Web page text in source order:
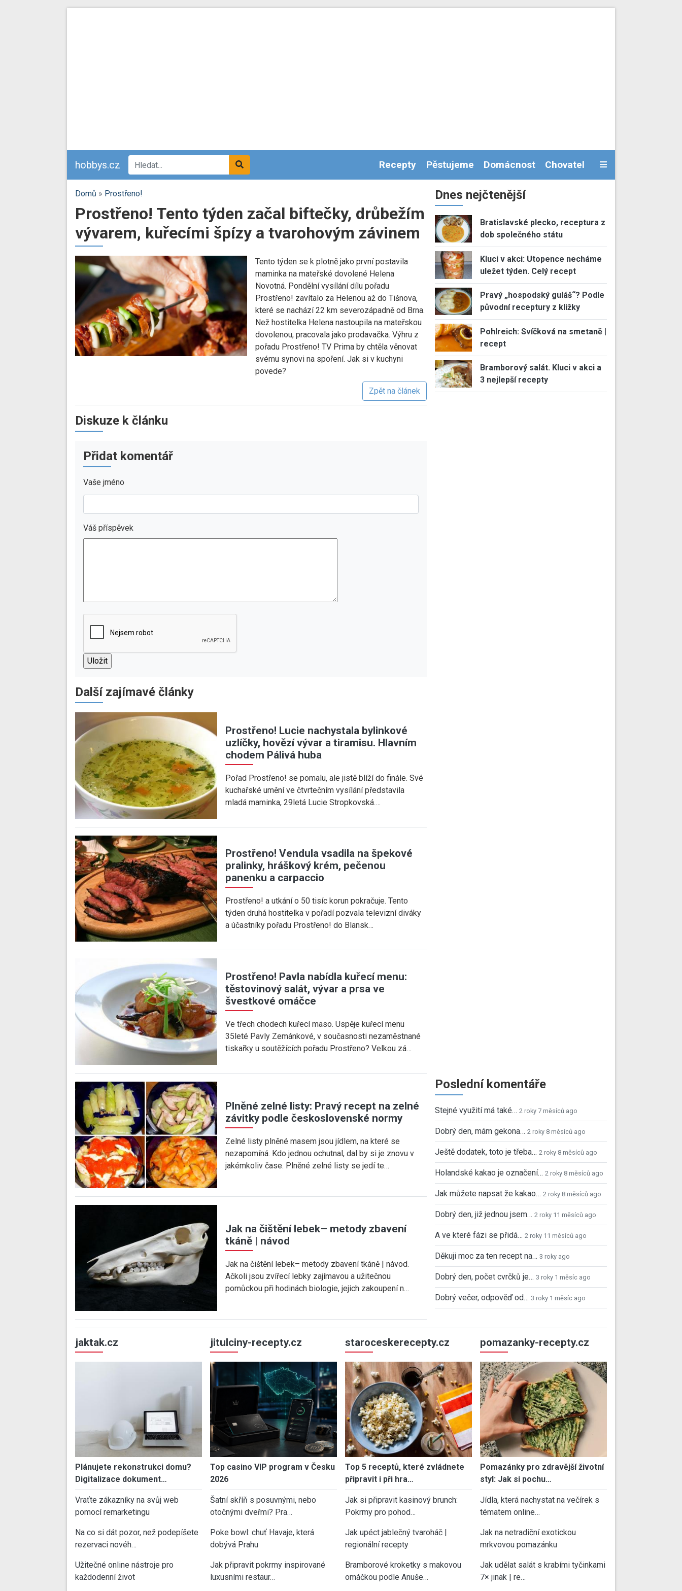
hobbys.cz Recepty Pěstujeme Domácnost Chovatel
Domů » Prostřeno!
Prostřeno! Tento týden začal biftečky, drůbežím
vývarem, kuřecími špízy a tvarohovým závinem
Tento týden se k plotně jako první postavila
maminka na mateřské dovolené Helena
Novotná. Pondělní vysílání dílu pořadu
Prostřeno! zavítalo za Helenou až do Tišnova,
které se nachází 22 km severozápadně od Brna.
Než hostitelka Helena nastoupila na mateřskou
dovolenou, pracovala jako prodavačka. Výhru z
pořadu Prostřeno! TV Prima by chtěla věnovat
svému synovi na spoření. Jak si v kuchyni
povede?
Zpět na článek
Diskuze k článku
Přidat komentář
Vaše jméno
Váš příspěvek
Další zajímavé články
Prostřeno! Lucie nachystala bylinkové
uzlíčky, hovězí vývar a tiramisu. Hlavním
chodem Pálivá huba
Pořad Prostřeno! se pomalu, ale jistě blíží do finále. Své
kuchařské umění ve čtvrtečním vysílání představila
mladá maminka, 29letá Lucie Stropkovská.…
Prostřeno! Vendula vsadila na špekové
pralinky, hráškový krém, pečenou
panenku a carpaccio
Prostřeno! a utkání o 50 tisíc korun pokračuje. Tento
týden druhá hostitelka v pořadí pozvala televizní diváky
a účastníky pořadu Prostřeno! do Blansk…
Prostřeno! Pavla nabídla kuřecí menu:
těstovinový salát, vývar a prsa ve
švestkové omáčce
Ve třech chodech kuřecí maso. Uspěje kuřecí menu
35leté Pavly Zemánkové, v současnosti nezaměstnané
tiskařky u soutěžících pořadu Prostřeno? Velkou zá…
Plněné zelné listy: Pravý recept na zelné
závitky podle československé normy
Zelné listy plněné masem jsou jídlem, na které se
nezapomíná. Kdo jednou ochutnal, dal by si je znovu v
jakémkoliv čase. Plněné zelné listy se jedí te…
Jak na čištění lebek– metody zbavení
tkáně | návod
Jak na čištění lebek– metody zbavení tkáně | návod.
Ačkoli jsou zvířecí lebky zajímavou a užitečnou
pomůckou při hodinách biologie, jejich zakoupení n…
Dnes nejčtenější
Bratislavské plecko, receptura z
dob společného státu
Kluci v akci: Utopence necháme
uležet týden. Celý recept
Pravý „hospodský guláš“? Podle
původní receptury z kližky
Pohlreich: Svíčková na smetaně |
recept
Bramborový salát. Kluci v akci a
3 nejlepší recepty
Poslední komentáře
Stejné využití má také… 2 roky 7 měsíců ago
Dobrý den, mám gekona… 2 roky 8 měsíců ago
Ještě dodatek, toto je třeba… 2 roky 8 měsíců ago
Holandské kakao je označení… 2 roky 8 měsíců ago
Jak můžete napsat že kakao… 2 roky 8 měsíců ago
Dobrý den, již jednou jsem… 2 roky 11 měsíců ago
A ve které fázi se přidá… 2 roky 11 měsíců ago
Děkuji moc za ten recept na… 3 roky ago
Dobrý den, počet cvrčků je… 3 roky 1 měsíc ago
Dobrý večer, odpověď od… 3 roky 1 měsíc ago
jaktak.cz
Plánujete rekonstrukci domu?
Digitalizace dokument…
Vraťte zákazníky na svůj web
pomocí remarketingu
Na co si dát pozor, než podepíšete
rezervaci novéh…
Užitečné online nástroje pro
každodenní život
jitulciny-recepty.cz
Top casino VIP program v Česku
2026
Šatní skříň s posuvnými, nebo
otočnými dveřmi? Pra…
Poke bowl: chuť Havaje, která
dobývá Prahu
Jak připravit pokrmy inspirované
luxusními restaur…
staroceskerecepty.cz
Top 5 receptů, které zvládnete
připravit i při hra…
Jak si připravit kasinový brunch:
Pokrmy pro pohod…
Jak upéct jablečný tvaroháč |
regionální recepty
Bramborové kroketky s makovou
omáčkou podle Anuše…
pomazanky-recepty.cz
Pomazánky pro zdravější životní
styl: Jak si pochu…
Jídla, která nachystat na večírek s
tématem online…
Jak na netradiční exotickou
mrkvovou pomazánku
Jak udělat salát s krabími tyčinkami
7× jinak | re…